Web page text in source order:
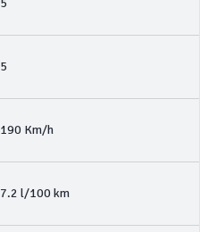
5
5
190 Km/h
7.2 l/100 km